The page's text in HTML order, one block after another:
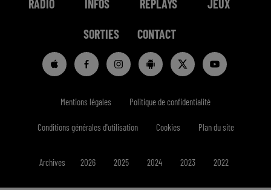
RADIO INFOS REPLAYS JEUX
SORTIES CONTACT
Mentions légales Politique de confidentialité
Conditions générales d'utilisation Cookies Plan du site
Archives 2026 2025 2024 2023 2022